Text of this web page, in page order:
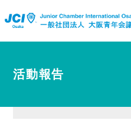
活動報告